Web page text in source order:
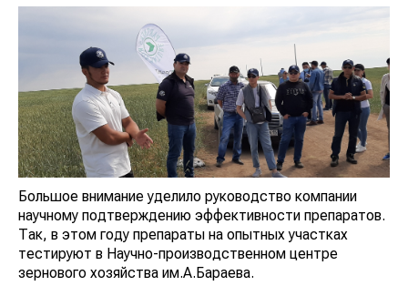
Большое внимание уделило руководство компании
научному подтверждению эффективности препаратов.
Так, в этом году препараты на опытных участках
тестируют в Научно-производственном центре
зернового хозяйства им.А.Бараева.